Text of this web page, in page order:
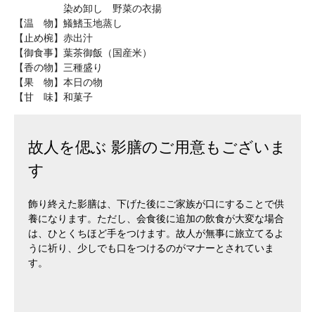
染め卸し 野菜の衣揚
【温 物】鱶鰭玉地蒸し
【止め椀】赤出汁
【御食事】葉茶御飯（国産米）
【香の物】三種盛り
【果 物】本日の物
【甘 味】和菓子
故人を偲ぶ 影膳のご用意もございま
す
飾り終えた影膳は、下げた後にご家族が口にすることで供
養になります。ただし、会食後に追加の飲食が大変な場合
は、ひとくちほど手をつけます。故人が無事に旅立てるよ
うに祈り、少しでも口をつけるのがマナーとされていま
す。